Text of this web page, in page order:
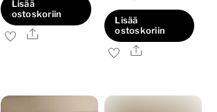
Lisää
ostoskoriin
Ale
Lisää
ostoskoriin
Ale